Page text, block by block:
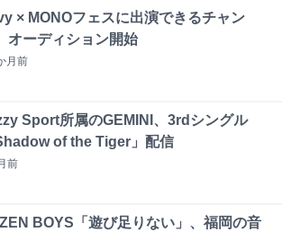
× MONOフェスに出演できるチャン
オーディション開始
月前
Sport所属のGEMINI、3rdシングル
of the Tiger」配信
前
BOYS「遊び足りない」、福岡の音